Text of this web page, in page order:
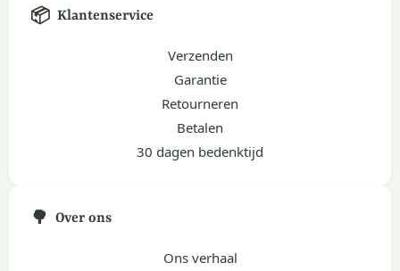
📦 Klantenservice
Verzenden
Garantie
Retourneren
Betalen
30 dagen bedenktijd
🌳 Over ons
Ons verhaal